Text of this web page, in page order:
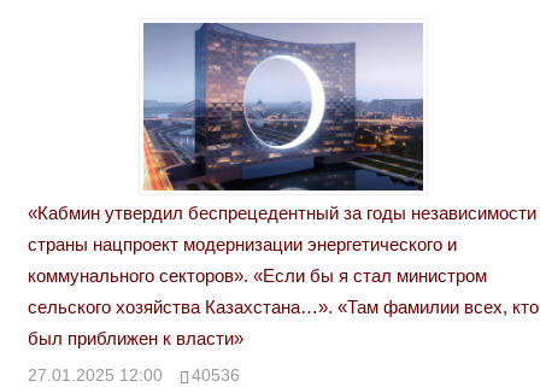
«Кабмин утвердил беспрецедентный за годы независимости
страны нацпроект модернизации энергетического и
коммунального секторов». «Если бы я стал министром
сельского хозяйства Казахстана…». «Там фамилии всех, кто
был приближен к власти»
27.01.2025 12:00 40536